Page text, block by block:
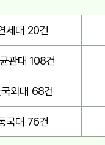
세대 20건
관대 108건
외대 68건
국대 76건